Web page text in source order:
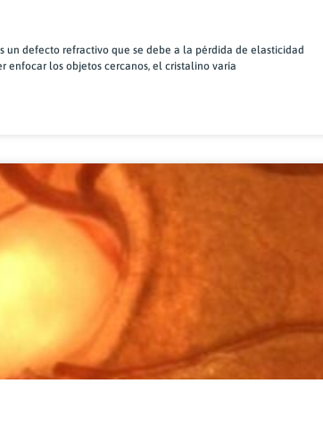
es un defecto refractivo que se debe a la pérdida de elasticidad
los objetos cercanos, el cristalino varía